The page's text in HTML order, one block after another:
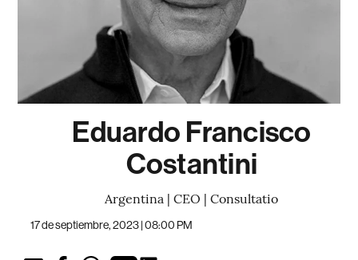
Eduardo Francisco
Costantini
Argentina | CEO | Consultatio
17 de septiembre, 2023 | 08:00 PM